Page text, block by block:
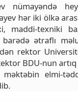
nümayəndə
hər iki ölkə
maddi-texniki
ətraflı
rektor
BDU-nun
elmi-